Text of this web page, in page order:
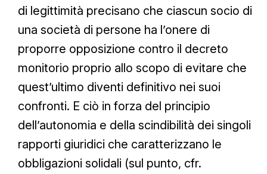
di legittimità precisano che ciascun socio di
una società di persone ha l’onere di
proporre opposizione contro il decreto
monitorio proprio allo scopo di evitare che
quest’ultimo diventi definitivo nei suoi
confronti. E ciò in forza del principio
dell’autonomia e della scindibilità dei singoli
rapporti giuridici che caratterizzano le
obbligazioni solidali (sul punto, cfr.